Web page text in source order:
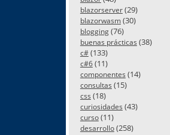
blazorserver(29)
blazorwasm(30)
blogging(76)
buenas prácticas (38)
c#(133)
c#6(11)
componentes (14)
consultas (15)
css (18)
curiosidades (43)
curso(11)
desarrollo(258)